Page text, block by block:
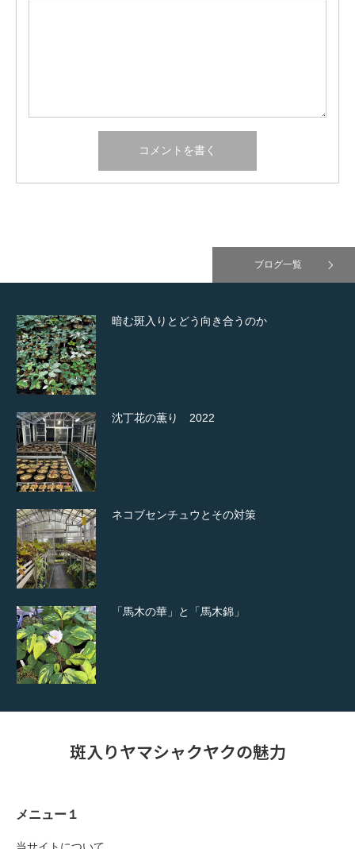
ブログ一覧
暗む斑入りとどう向き合うのか
沈丁花の薫り 2022
ネコブセンチュウとその対策
「馬木の華」と「馬木錦」
斑入りヤマシャクヤクの魅力
メニュー１